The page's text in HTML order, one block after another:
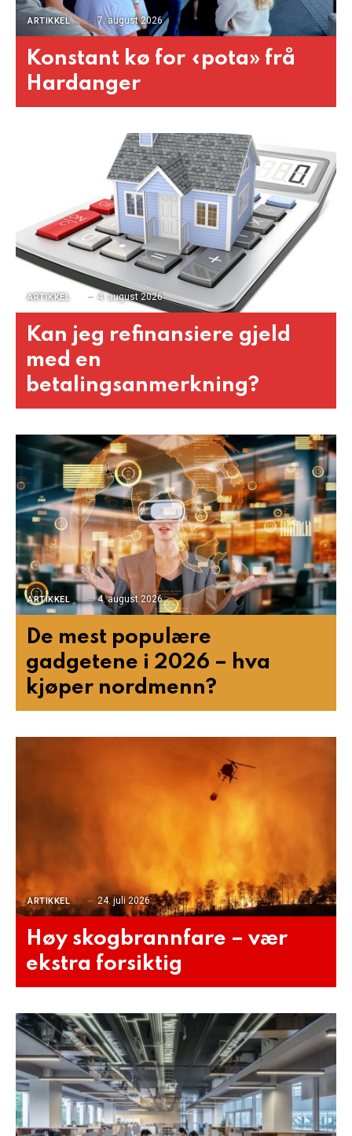
ARTIKKEL 7. august 2026
Konstant kø for «pota» frå
Hardanger
ARTIKKEL 4. august 2026
Kan jeg refinansiere gjeld
med en
betalingsanmerkning?
ARTIKKEL 4. august 2026
De mest populære
gadgetene i 2026 – hva
kjøper nordmenn?
ARTIKKEL 24. juli 2026
Høy skogbrannfare – vær
ekstra forsiktig